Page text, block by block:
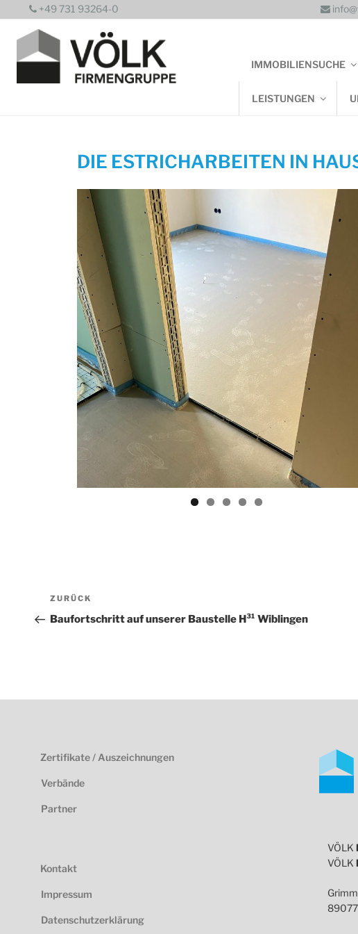
Inhalt
springen
+49 731 93264-0
IMMOBILIENSUCHE
LEISTUNGEN
DIE ESTRICHARBEITEN IN
Beitragsnavigation
Vorheriger
Beitrag
ZURÜCK
Baufortschritt auf unserer Baustelle H³¹ Wiblingen
Zertifikate / Auszeichnungen
Verbände
Partner
Kontakt
Impressum
Datenschutzerklärung
VÖLK
VÖLK
89077